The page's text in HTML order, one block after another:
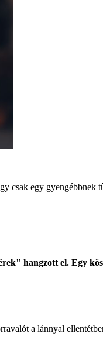
csak egy gyengébbnek
hangzott el. Egy
a lánnyal